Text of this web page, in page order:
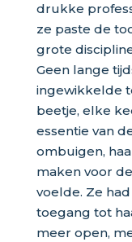
drukke
ze paste de
grote
Geen lange
ingewikkelde
beetje, elke
essentie van
ombuigen,
maken voor
voelde. Ze
toegang tot
meer open,